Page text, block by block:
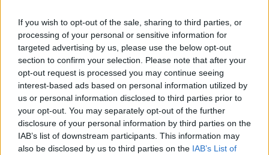
If you wish to opt-out of the sale, sharing to third parties, or
processing of your personal or sensitive information for
targeted advertising by us, please use the below opt-out
section to confirm your selection. Please note that after your
opt-out request is processed you may continue seeing
interest-based ads based on personal information utilized by
us or personal information disclosed to third parties prior to
your opt-out. You may separately opt-out of the further
disclosure of your personal information by third parties on the
IAB’s list of downstream participants. This information may
also be disclosed by us to third parties on the IAB’s List of
ευρωπαϊκή ενεργειακή μετάβαση και ευθυγραμμίζεται
απόλυτα με την αποστολή του επενδυτικού μας
κεφαλαίου, που είναι να επιτρέπει στους θεσμικούς
επενδυτές να συμμετάσχουν στην αντιμετώπιση της
κλιματικής αλλαγής».
Διομήδης Δορκοφίκης, Partner της Foresight Group,
είπε: «Είμαστε περήφανοι που συνεργαζόμαστε με την